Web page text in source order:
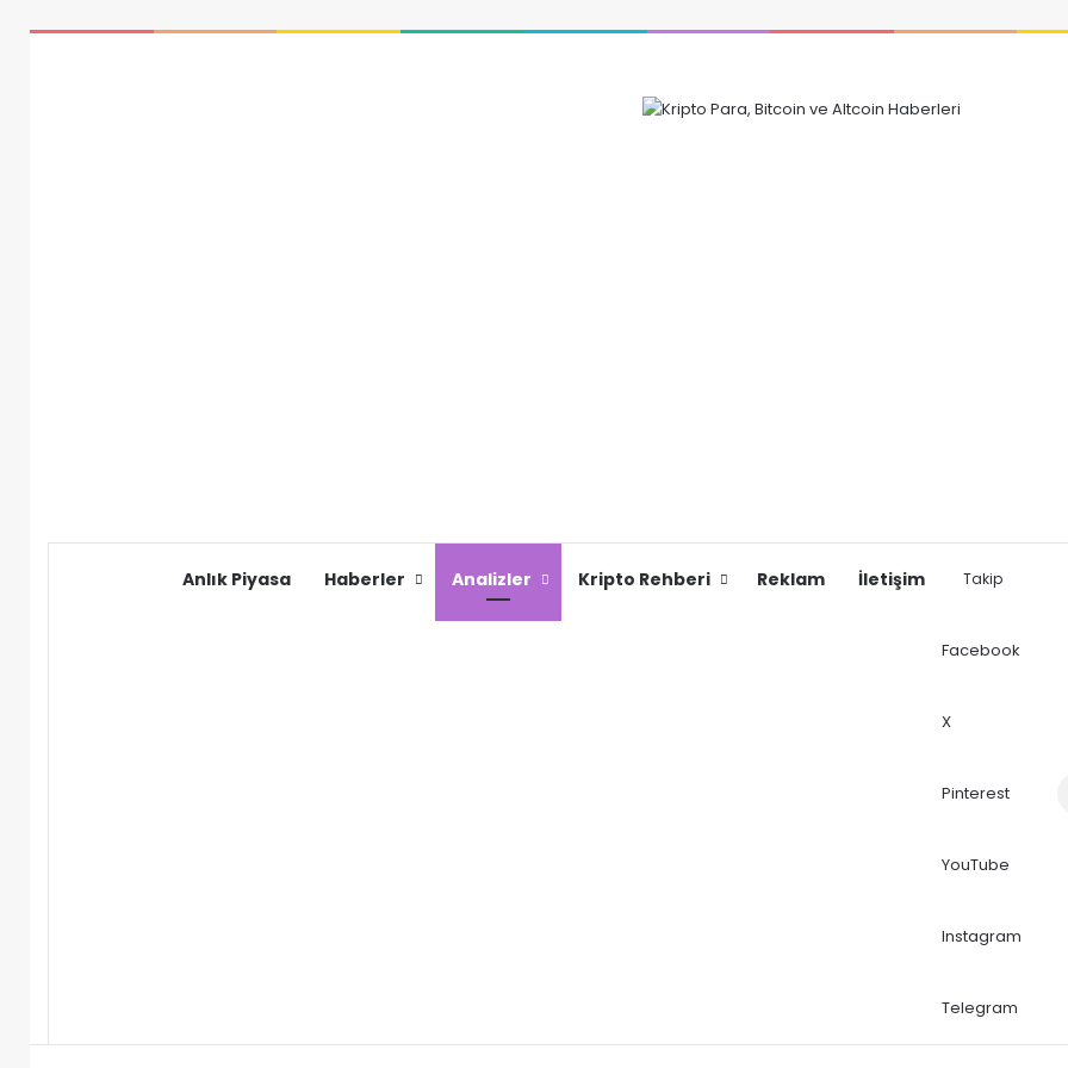
Anlık Piyasa Haberler Analizler Kripto Rehberi Reklam İletişim Takip
Facebook
X
Pinterest
YouTube
Instagram
Telegram